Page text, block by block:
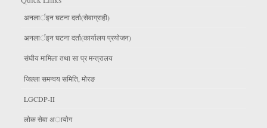
अनलार्इन घटना दर्ता(सेवाग्राही)
अनलार्इन घटना दर्ता(कार्यालय प्रयाेजन)
संघीय मामिला तथा सा प्र मन्त्रालय
जिल्ला समन्वय समिति, माेरङ
LGCDP-II
लाेक सेवा अायाेग